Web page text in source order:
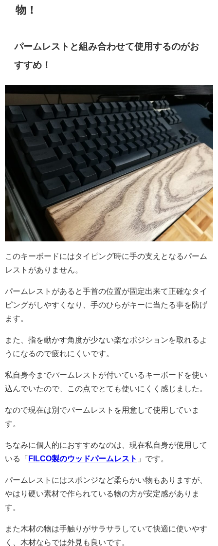
物！
パームレストと組み合わせて使用するのがお
すすめ！
このキーボードにはタイピング時に手の支えとなるパーム
レストがありません。
パームレストがあると手首の位置が固定出来て正確なタイ
ピングがしやすくなり、手のひらがキーに当たる事を防げ
ます。
また、指を動かす角度が少ない楽なポジションを取れるよ
うになるので疲れにくいです。
私自身今までパームレストが付いているキーボードを使い
込んでいたので、この点でとても使いにくく感じました。
なので現在は別でパームレストを用意して使用していま
す。
ちなみに個人的におすすめなのは、現在私自身が使用して
いる「FILCO製のウッドパームレスト 」です。
パームレストにはスポンジなど柔らかい物もありますが、
やはり硬い素材で作られている物の方が安定感がありま
す。
また木材の物は手触りがサラサラしていて快適に使いやす
く、木材ならでは外見も良いです。